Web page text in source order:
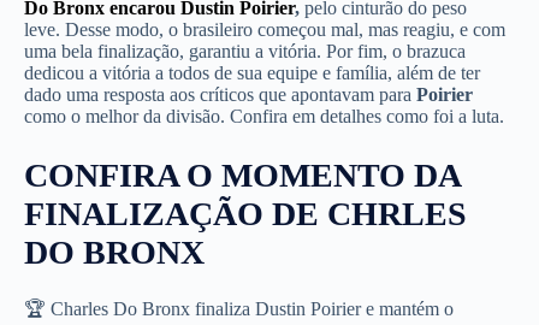
Do Bronx encarou Dustin Poirier, pelo cinturão do peso
leve. Desse modo, o brasileiro começou mal, mas reagiu, e com
uma bela finalização, garantiu a vitória. Por fim, o brazuca
dedicou a vitória a todos de sua equipe e família, além de ter
dado uma resposta aos críticos que apontavam para Poirier
como o melhor da divisão. Confira em detalhes como foi a luta.
CONFIRA O MOMENTO DA
FINALIZAÇÃO DE CHRLES
DO BRONX
🏆 Charles Do Bronx finaliza Dustin Poirier e mantém o